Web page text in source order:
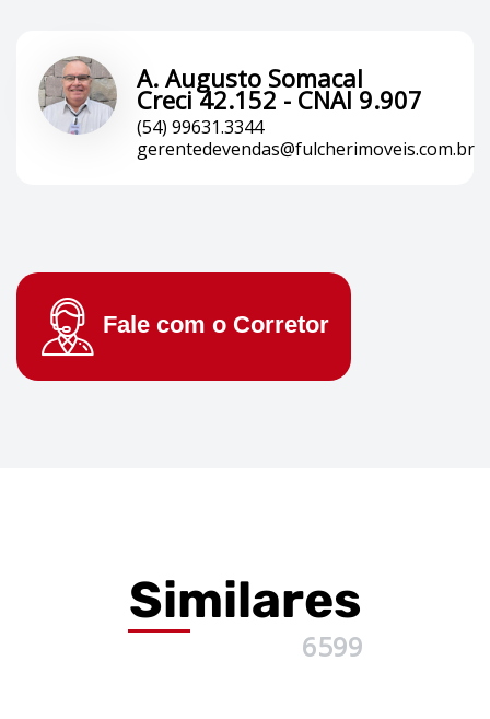
A. Augusto Somacal
Creci 42.152 - CNAI 9.907
(54) 99631.3344
gerentedevendas@fulcherimoveis.com.br
Fale com o Corretor
Similares
6599